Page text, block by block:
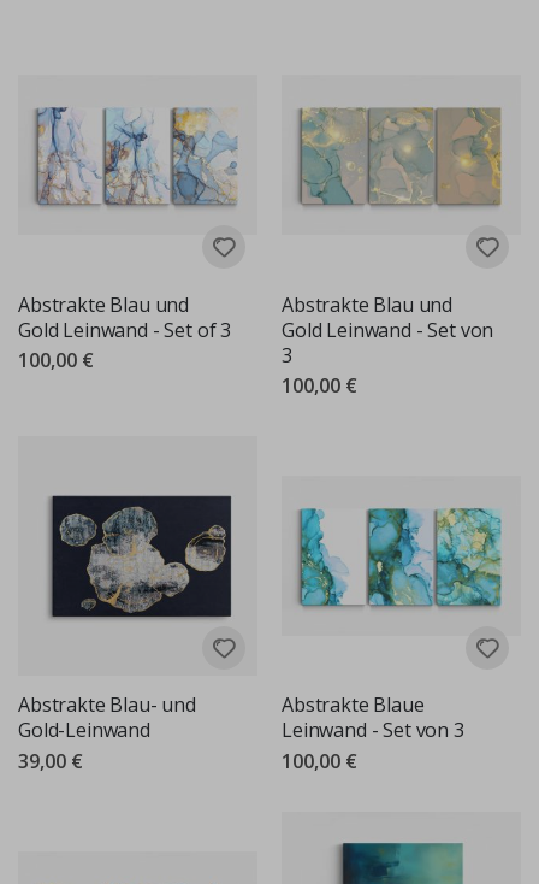
Abstrakte Blau und
Gold Leinwand - Set of 3
100,00 €
Abstrakte Blau und
Gold Leinwand - Set von
3
100,00 €
Abstrakte Blau- und
Gold-Leinwand
39,00 €
Abstrakte Blaue
Leinwand - Set von 3
100,00 €